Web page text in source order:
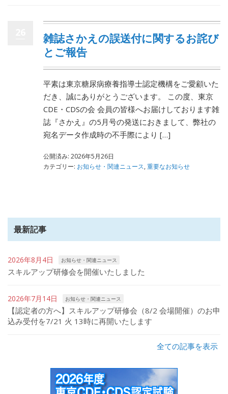
雑誌さかえの誤送付に関するお詫び
とご報告
平素は東京糖尿病療養指導士認定機構をご愛顧いた
だき、誠にありがとうございます。 この度、東京
CDE・CDSの会 会員の皆様へお届けしております雑
誌『さかえ』の5月号の発送におきまして、弊社の
宛名データ作成時の不手際により […]
公開済み: 2026年5月26日
カテゴリー: お知らせ・関連ニュース, 重要なお知らせ
最新記事
2026年8月4日 お知らせ・関連ニュース
スキルアップ研修会を開催いたしました
2026年7月14日 お知らせ・関連ニュース
【認定者の方へ】スキルアップ研修会（8/2 会場開催）のお申
込み受付を7/21 火 13時に再開いたします
全ての記事を表示